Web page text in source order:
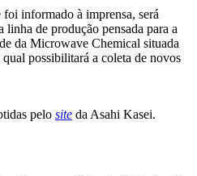
informado à imprensa, será
de produção pensada para a
da Microwave Chemical situada
possibilitará a coleta de novos
pelo site da Asahi Kasei.